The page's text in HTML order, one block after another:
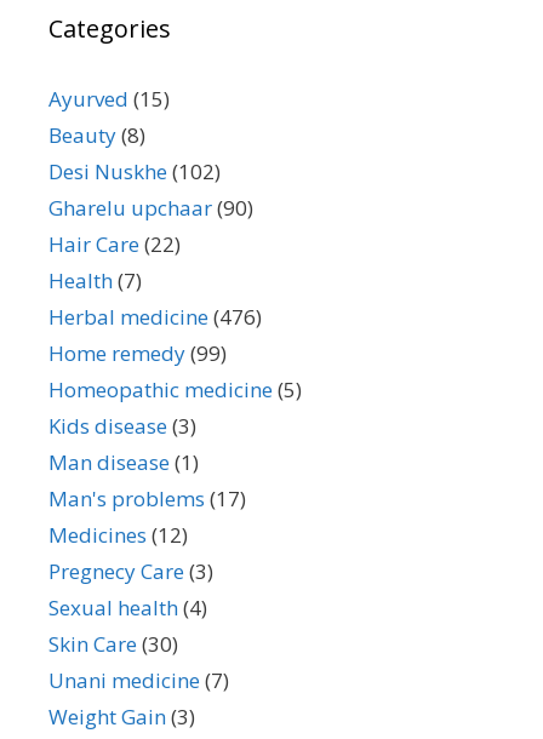
Categories
Ayurved (15)
Beauty(8)
Desi Nuskhe(102)
Gharelu upchaar(90)
Hair Care(22)
Health(7)
Herbal medicine(476)
Home remedy(99)
Homeopathic medicine(5)
Kids disease(3)
Man disease(1)
Man's problems (17)
Medicines (12)
Pregnecy Care(3)
Sexual health(4)
Skin Care(30)
Unani medicine(7)
Weight Gain(3)